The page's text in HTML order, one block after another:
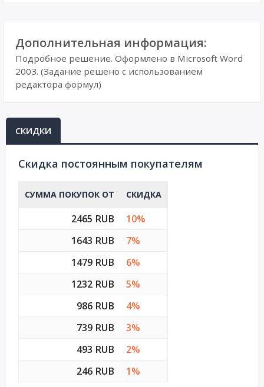
Дополнительная информация:
Подробное решение. Оформлено в Microsoft Word
2003. (Задание решено с использованием
редактора формул)
СКИДКИ
Cкидка постоянным покупателям
СУММА ПОКУПОК ОТ СКИДКА
2465 RUB
10%
1643 RUB
7%
1479 RUB
6%
1232 RUB
5%
986 RUB
4%
739 RUB
3%
493 RUB
2%
246 RUB
1%